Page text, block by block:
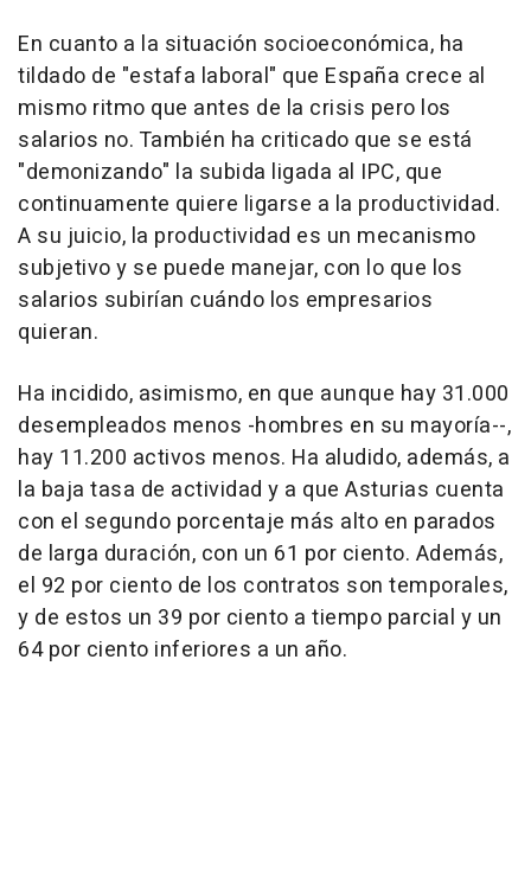
En cuanto a la situación socioeconómica, ha
tildado de "estafa laboral" que España crece al
mismo ritmo que antes de la crisis pero los
salarios no. También ha criticado que se está
"demonizando" la subida ligada al IPC, que
continuamente quiere ligarse a la productividad.
A su juicio, la productividad es un mecanismo
subjetivo y se puede manejar, con lo que los
salarios subirían cuándo los empresarios
quieran.
Ha incidido, asimismo, en que aunque hay 31.000
desempleados menos -hombres en su mayoría--,
hay 11.200 activos menos. Ha aludido, además, a
la baja tasa de actividad y a que Asturias cuenta
con el segundo porcentaje más alto en parados
de larga duración, con un 61 por ciento. Además,
el 92 por ciento de los contratos son temporales,
y de estos un 39 por ciento a tiempo parcial y un
64 por ciento inferiores a un año.